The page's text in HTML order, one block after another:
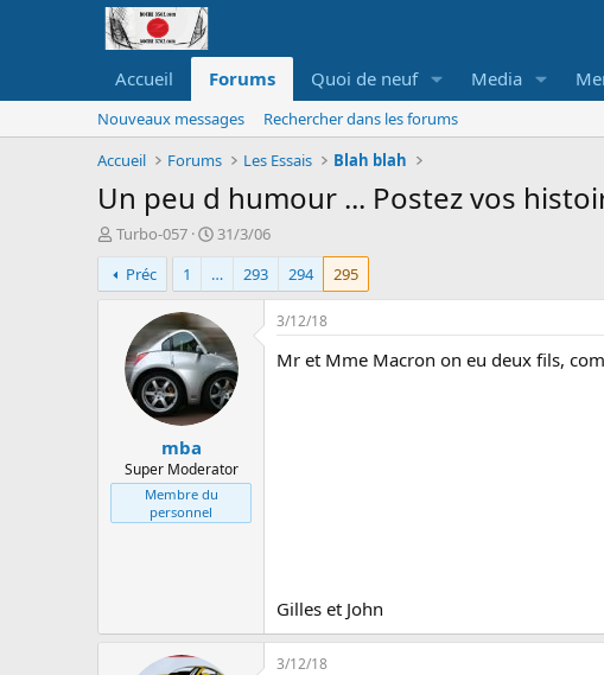
Accueil Forums Quoi de neuf Media
Nouveaux messages
Rechercher dans les forums
Accueil
Forums Les Essais Blah blah
Un peu d humour ... Postez vos
A
u
t
e
s
n
Turbo-057
D
a
t
e
e
d
é
b
31/3/06
Préc
1 … 293 294 295
mba
Super Moderator
Membre du
personnel
3/12/18
Mr et Mme Macron on eu deux fils,
Gilles et John
3/12/18